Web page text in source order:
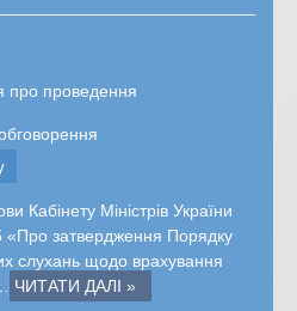
про проведення
Кабінету Міністрів України
затвердження Порядку
слухань щодо врахування
ЧИТАТИ ДАЛІ »